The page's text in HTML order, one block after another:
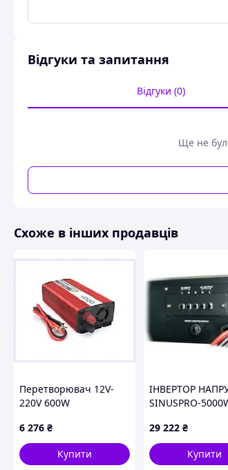
Китай
20000
Допустима пікова потужність (Вт)
29
98.6
Ступінь захисту IP
3
2
Макс. робоча температура (град.)
мін. робоча температура (град.)
Відгуки та запитання
Відгуки (0)
Ще не
Схоже в інших продавців
Перетворювач 12V-
220V 600W
потужності,
C8CM514787
6 276 ₴
Купити
ІНВЕРТОР
SINUSPRO-
29 222 ₴
Купити